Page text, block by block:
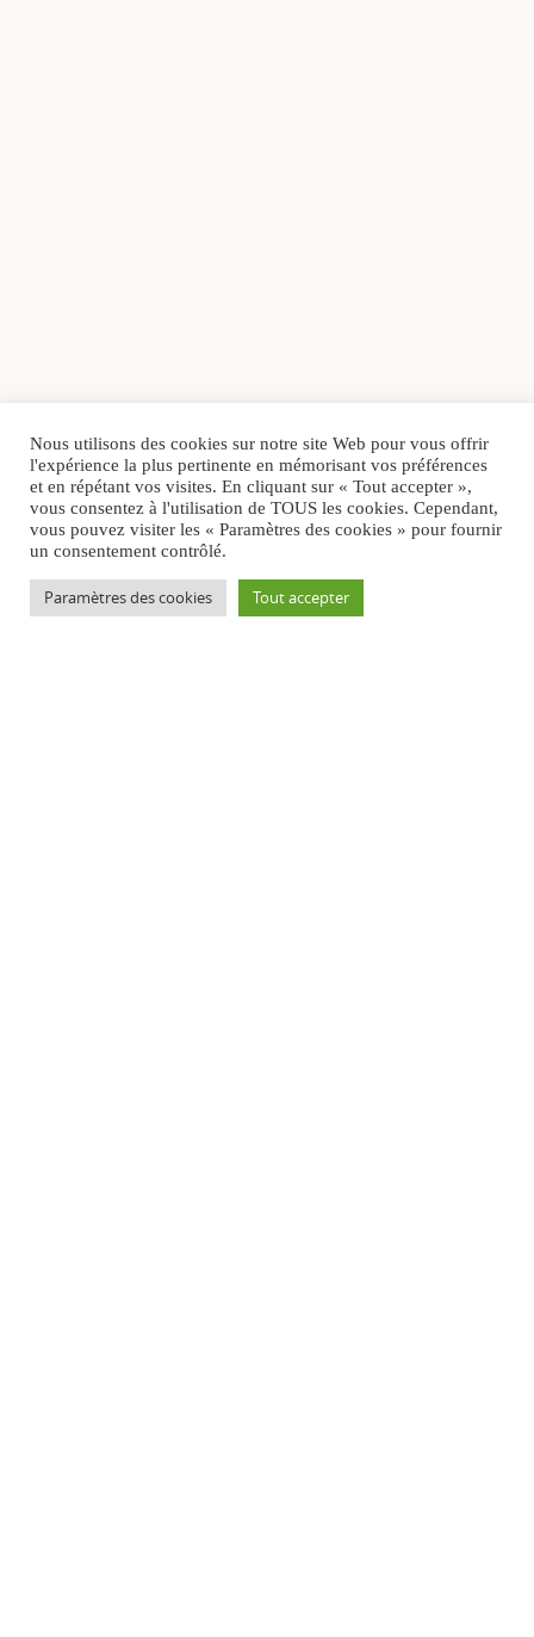
Nous utilisons des cookies sur notre site Web pour vous offrir
l'expérience la plus pertinente en mémorisant vos préférences
et en répétant vos visites. En cliquant sur « Tout accepter »,
vous consentez à l'utilisation de TOUS les cookies. Cependant,
vous pouvez visiter les « Paramètres des cookies » pour fournir
un consentement contrôlé.
Paramètres des cookies Tout accepter